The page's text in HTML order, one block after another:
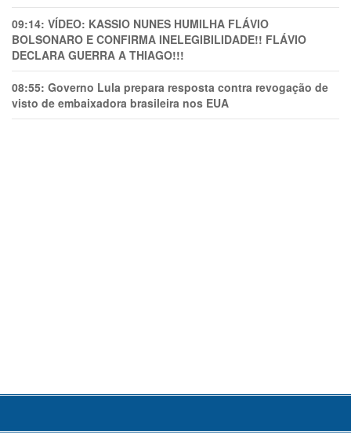
09:14: VÍDEO: KASSIO NUNES HUMlLHA FLÁVIO
BOLSONARO E CONFIRMA INELEGIBILIDADE!! FLÁVIO
DECLARA GUERRA A THIAGO!!!
08:55: Governo Lula prepara resposta contra revogação de
visto de embaixadora brasileira nos EUA